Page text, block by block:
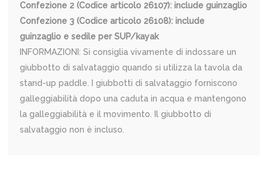
Confezione 2 (Codice articolo 26107): include guinzaglio
Confezione 3 (Codice articolo 26108): include
guinzaglio e sedile per SUP/kayak
INFORMAZIONI: Si consiglia vivamente di indossare un
giubbotto di salvataggio quando si utilizza la tavola da
stand-up paddle. I giubbotti di salvataggio forniscono
galleggiabilità dopo una caduta in acqua e mantengono
la galleggiabilità e il movimento. Il giubbotto di
salvataggio non è incluso.